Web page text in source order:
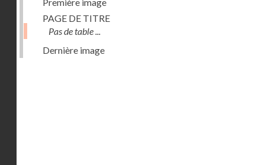
PAGE DE TITRE
Pas de table ...
Dernière image